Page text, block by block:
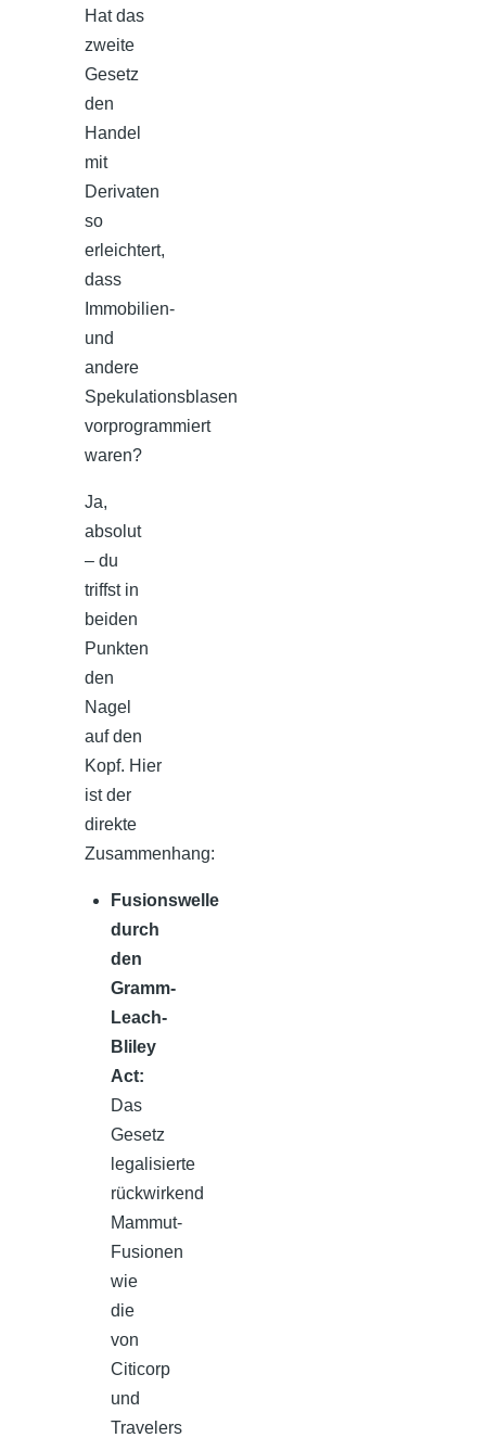
Hat das
zweite
Gesetz
den
Handel
mit
Derivaten
so
erleichtert,
dass
Immobilien-
und
andere
Spekulationsblasen
vorprogrammiert
waren?
Ja,
absolut
– du
triffst in
beiden
Punkten
den
Nagel
auf den
Kopf. Hier
ist der
direkte
Zusammenhang:
Fusionswelle
durch
den
Gramm-
Leach-
Bliley
Act:
Das
Gesetz
legalisierte
rückwirkend
Mammut-
Fusionen
wie
die
von
Citicorp
und
Travelers